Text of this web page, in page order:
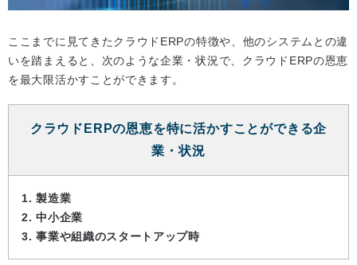
ここまでに見てきたクラウドERPの特徴や、他のシステムとの違
いを踏まえると、次のような企業・状況で、クラウドERPの恩恵
を最大限活かすことができます。
クラウドERPの恩恵を特に活かすことができる企
業・状況
1. 製造業
2. 中小企業
3. 事業や組織のスタートアップ時